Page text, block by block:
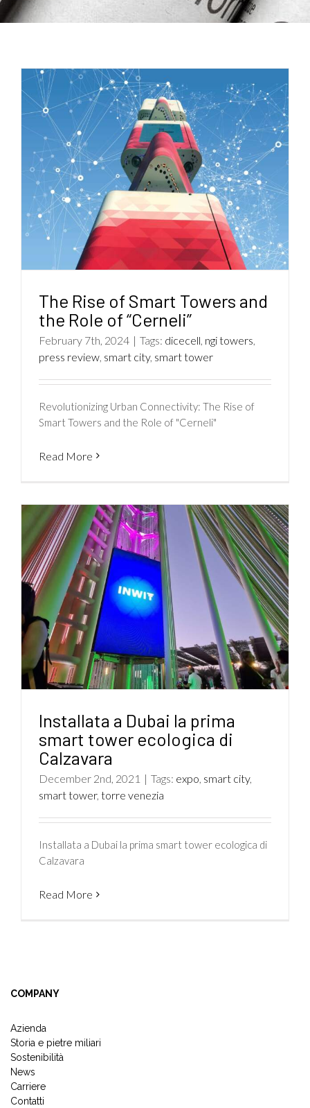
The Rise of Smart Towers and
the Role of “Cerneli”
February 7th, 2024 | Tags: dicecell ngi towers
press review smart city, smart tower
Revolutionizing Urban Connectivity: The Rise of
Smart Towers and the Role of "Cerneli"
Read More
Installata a Dubai la prima
smart tower ecologica di
Calzavara
December 2nd, 2021 | Tags: expo, smart city,
smart tower, torre venezia
Installata a Dubai la prima smart tower ecologica di
Calzavara
Read More
COMPANY
Azienda
Storia e pietre miliari
Sostenibilità
News
Carriere
Contatti